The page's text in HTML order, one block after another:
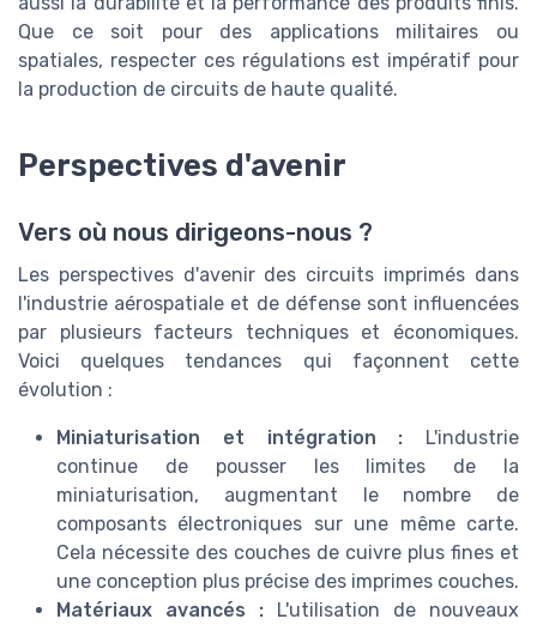
Que ce soit pour des applications militaires ou
spatiales, respecter ces régulations est impératif pour
la production de circuits de haute qualité.
Perspectives d'avenir
Vers où nous dirigeons-nous ?
Les perspectives d'avenir des circuits imprimés dans
l'industrie aérospatiale et de défense sont influencées
par plusieurs facteurs techniques et économiques.
Voici quelques tendances qui façonnent cette
évolution :
Miniaturisation et intégration : L'industrie
continue de pousser les limites de la
miniaturisation, augmentant le nombre de
composants électroniques sur une même carte.
Cela nécessite des couches de cuivre plus fines et
une conception plus précise des imprimes couches.
Matériaux avancés : L'utilisation de nouveaux